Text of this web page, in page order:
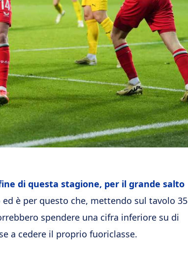
di questa stagione, per il grande salto
è per questo che, mettendo sul tavolo 35
spendere una cifra inferiore su di
a cedere il proprio fuoriclasse.